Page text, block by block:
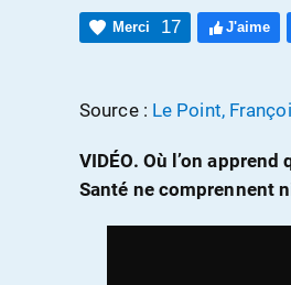
Merci 17 J'aime
Source : Le Point,
VIDÉO. Où l’on
Santé ne comprennent